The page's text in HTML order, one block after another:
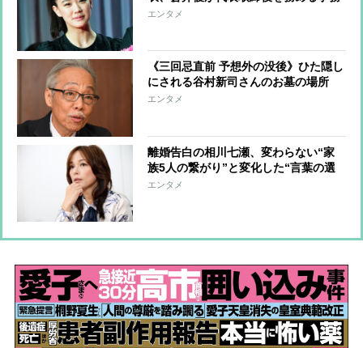
所から退所 相思相愛からわずか1
エンタメ
《三回忌直前 予想外の没後》ひた隠し
にされる谷村新司さんのお墓の場所
事務所社長として支えた妻の意向か
エンタメ
離婚告白の相川七瀬、変わらない“家
族5人の繋がり”と変化した“言葉の選
び方”「離婚届はたった紙切れ1枚かも
エンタメ